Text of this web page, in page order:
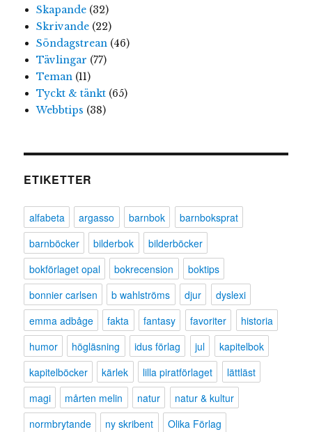
Skapande(32)
Skrivande(22)
Söndagstrean(46)
Tävlingar (77)
Teman(11)
Tyckt & tänkt(65)
Webbtips (38)
ETIKETTER
alfabeta argasso barnbok
barnboksprat
barnböcker
bilderbok
bilderböcker
bokförlaget opal
bokrecension
boktips
bonnier carlsen
b wahlströms djur
dyslexi
emma adbåge
fakta fantasy favoriter
historia
humor
högläsning idus förlag jul
kapitelbok
kapitelböcker
kärlek lilla piratförlaget
lättläst
magi
mårten melin natur
natur & kultur
normbrytande
ny skribent
Olika Förlag